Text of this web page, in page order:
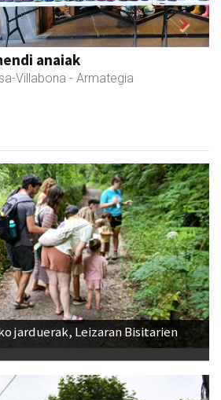
Next
jarduerak, Leizaran Bisitarien